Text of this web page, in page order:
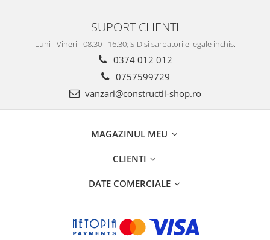
SUPORT CLIENTI
Luni - Vineri - 08.30 - 16.30; S-D si sarbatorile legale inchis.
0374 012 012
0757599729
vanzari@constructii-shop.ro
MAGAZINUL MEU
CLIENTI
DATE COMERCIALE